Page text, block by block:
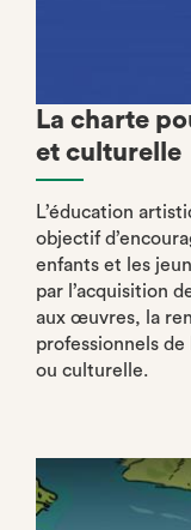
La charte
et culturelle
L’éducation
objectif
enfants et les
par l’acquisition
aux œuvres, la
professionnels
ou culturelle.